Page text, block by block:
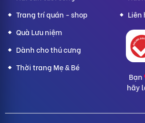
Trang trí quán - shop
Quà Lưu niệm
Dành cho thú cưng
Thời trang Mẹ & Bé
Liên
Bạn
hãy